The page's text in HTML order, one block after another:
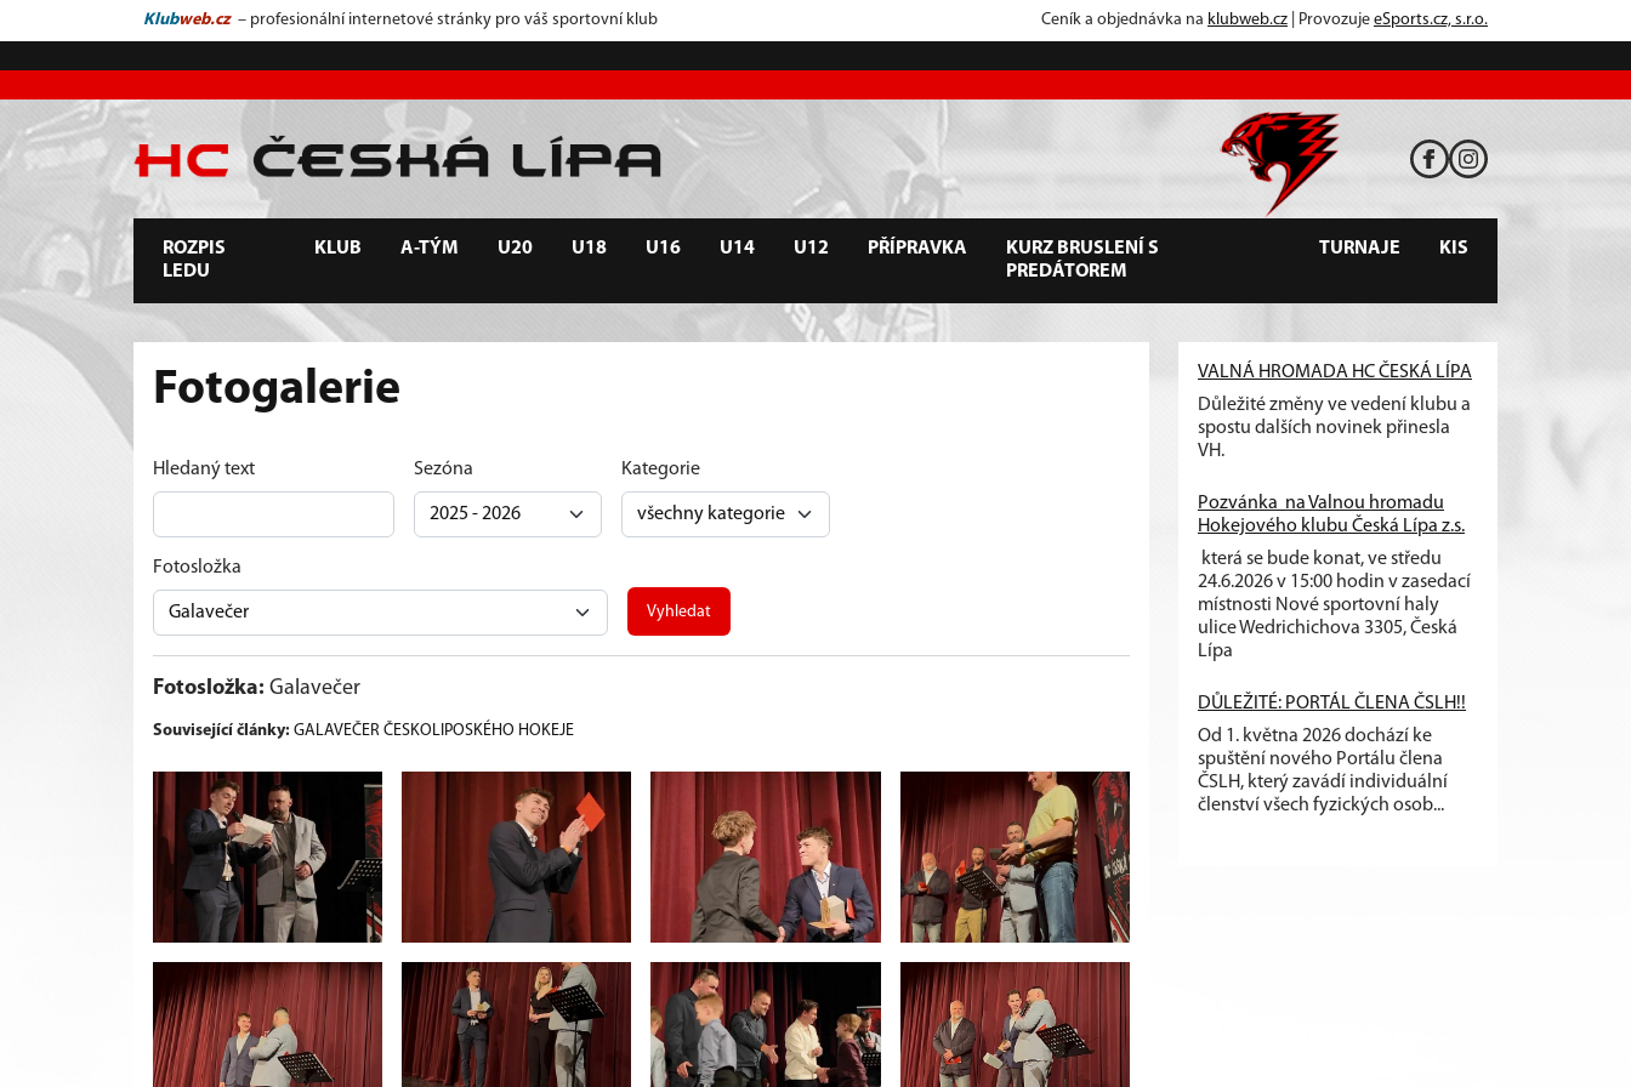
Klubweb.cz – profesionální internetové stránky pro váš sportovní klub Ceník a objednávka na klubweb.cz | Provozuje eSports.cz, s.r.o.
ROZPIS
LEDU
KLUB A-TÝM U20 U18 U16 U14 U12 PŘÍPRAVKA
KURZ BRUSLENÍ S
PREDÁTOREM
TURNAJE KIS
Fotogalerie
Hledaný text Sezóna Kategorie
Fotosložka
Vyhledat
Fotosložka: Galavečer
Související články: GALAVEČER ČESKOLIPOSKÉHO HOKEJE
VALNÁ HROMADA HC ČESKÁ LÍPA
Důležité změny ve vedení klubu a
spostu dalších novinek přinesla
VH.
Pozvánka na Valnou hromadu
Hokejového klubu Česká Lípa z.s.
která se bude konat, ve středu
24.6.2026 v 15:00 hodin v zasedací
místnosti Nové sportovní haly
ulice Wedrichichova 3305, Česká
Lípa
DŮLEŽITÉ: PORTÁL ČLENA ČSLH!!
Od 1. května 2026 dochází ke
spuštění nového Portálu člena
ČSLH, který zavádí individuální
členství všech fyzických osob...